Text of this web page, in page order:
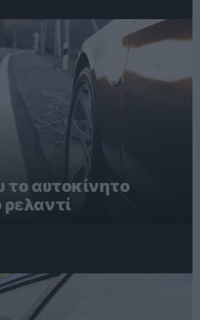
το αυτοκίνητο
ρελαντί